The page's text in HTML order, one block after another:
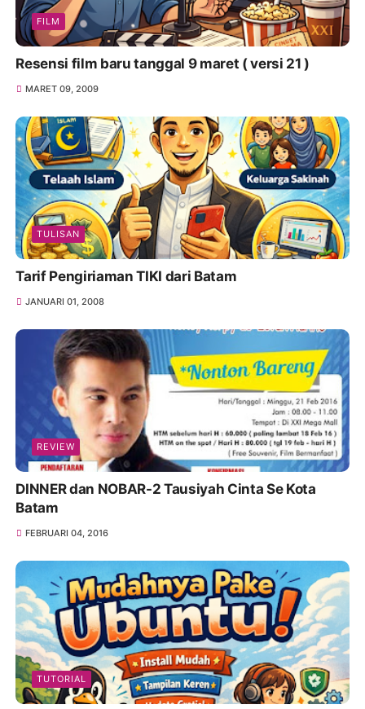
FILM
Resensi film baru tanggal 9 maret ( versi 21 )
MARET 09, 2009
TULISAN
Tarif Pengiriaman TIKI dari Batam
JANUARI 01, 2008
REVIEW
DINNER dan NOBAR-2 Tausiyah Cinta Se Kota
Batam
FEBRUARI 04, 2016
TUTORIAL